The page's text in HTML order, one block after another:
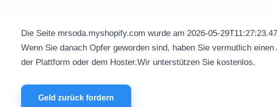
Die Seite mrsoda.myshopify.com wurde am 2026-05-
Wenn Sie danach Opfer geworden sind, haben Sie vermutlich
der Plattform oder dem Hoster.Wir unterstützen Sie kostenlos.
Geld zurück fordern